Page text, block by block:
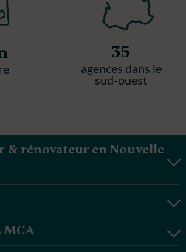
35
agences dans le
sud-ouest
& rénovateur en Nouvelle
MCA